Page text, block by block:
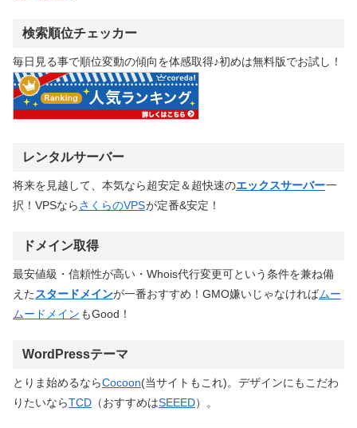
検索順位チェッカー
毎日見る事で順位変動の傾向を体感取得♪初めは無料版でお試し！
レンタルサーバー
将来を見越して、本気なら超安定＆超快速のエックスサーバー一
択！VPSならさくらのVPSが定番&安定！
ドメイン取得
最安値級・信頼性が高い・Whois代行変更可という条件を兼ね備
えた スタードメインが一番おすすめ！GMO嫌いじゃなければムー
ムードメイン もGood！
WordPressテーマ
とりま始めるならCocoon(当サイトもこれ)。デザインにもこだわ
りたいならTCD （おすすめはSEEED）。